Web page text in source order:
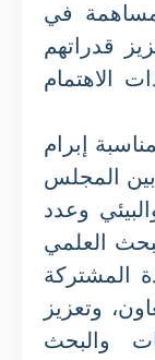
في
قدراتهم
الاهتمام
إبرام
بين المجلس
وعدد
العلمي
المشتركة
وتعزيز
والبحث